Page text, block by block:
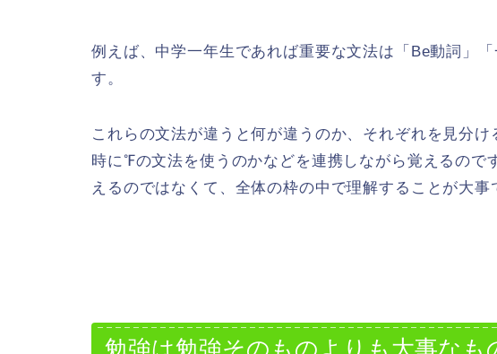
例えば、中学一年生であれば重要な文法は「Be動詞」
す。
これらの文法が違うと何が違うのか、それぞれを見分
時に℉の文法を使うのかなどを連携しながら覚えるので
えるのではなくて、全体の枠の中で理解することが大事